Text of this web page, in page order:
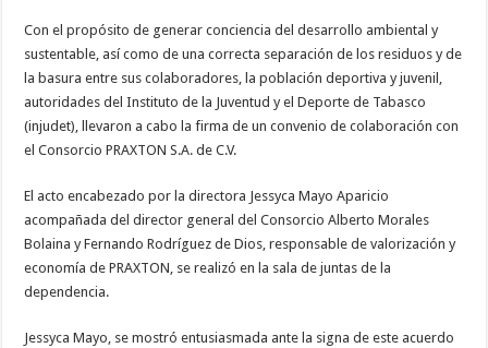
Con el propósito de generar conciencia del desarrollo ambiental y
sustentable, así como de una correcta separación de los residuos y de
la basura entre sus colaboradores, la población deportiva y juvenil,
autoridades del Instituto de la Juventud y el Deporte de Tabasco
(injudet), llevaron a cabo la firma de un convenio de colaboración con
el Consorcio PRAXTON S.A. de C.V.
El acto encabezado por la directora Jessyca Mayo Aparicio
acompañada del director general del Consorcio Alberto Morales
Bolaina y Fernando Rodríguez de Dios, responsable de valorización y
economía de PRAXTON, se realizó en la sala de juntas de la
dependencia.
Jessyca Mayo, se mostró entusiasmada ante la signa de este acuerdo